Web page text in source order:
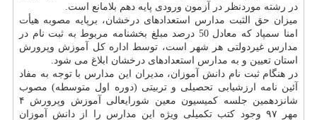
در رشته موردنظر در آزمون ورودی پایه دهم بلامانع است.
میزان حق الثبت مدارس استعدادهای درخشان، برپایه مصوبه هیأت
امنا سمپاد که معادل 50 درصد مبلغ بخشنامه مربوط به ثبت نام در
مدارس غیردولتی هر شهر است، توسط اداره کل آموزش وپرورش
استان تعیین و به مدارس استعدادهای درخشان ابلاغ می شود.
در هنگام ثبت نام دانش آموزان، مدیران این مدارس با توجه به مفاد
آئین نامه ارزشیابی تحصیلی و تربیتی (دوره اول متوسطه) مصوب
شانزدهمین جلسه کمیسیون معین شورایعالی آموزش وپرورش ۴
مهر ۹۷ وجود کتب تکمیلی ویژه این مدارس را از دانش آموزان